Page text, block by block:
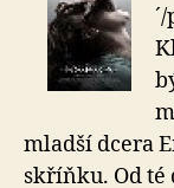
mladší dcera
skříňku. Od té